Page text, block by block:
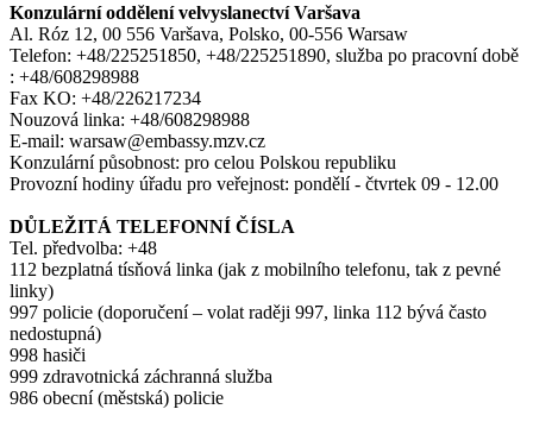
Konzulární oddělení velvyslanectví Varšava
Al. Róz 12, 00 556 Varšava, Polsko, 00-556 Warsaw
Telefon: +48/225251850, +48/225251890, služba po pracovní době
: +48/608298988
Fax KO: +48/226217234
Nouzová linka: +48/608298988
E-mail: warsaw@embassy.mzv.cz
Konzulární působnost: pro celou Polskou republiku
Provozní hodiny úřadu pro veřejnost: pondělí - čtvrtek 09 - 12.00
DŮLEŽITÁ TELEFONNÍ ČÍSLA
Tel. předvolba: +48
112 bezplatná tísňová linka (jak z mobilního telefonu, tak z pevné
linky)
997 policie (doporučení – volat raději 997, linka 112 bývá často
nedostupná)
998 hasiči
999 zdravotnická záchranná služba
986 obecní (městská) policie